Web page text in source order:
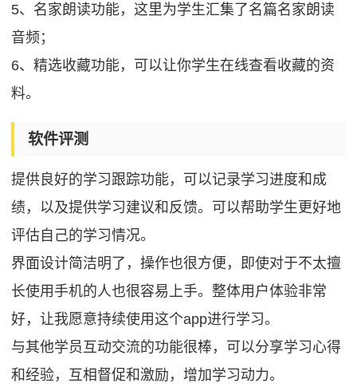
5、名家朗读功能，这里为学生汇集了名篇名家朗读
音频；
6、精选收藏功能，可以让你学生在线查看收藏的资
料。
软件评测
提供良好的学习跟踪功能，可以记录学习进度和成
绩，以及提供学习建议和反馈。可以帮助学生更好地
评估自己的学习情况。
界面设计简洁明了，操作也很方便，即使对于不太擅
长使用手机的人也很容易上手。整体用户体验非常
好，让我愿意持续使用这个app进行学习。
与其他学员互动交流的功能很棒，可以分享学习心得
和经验，互相督促和激励，增加学习动力。